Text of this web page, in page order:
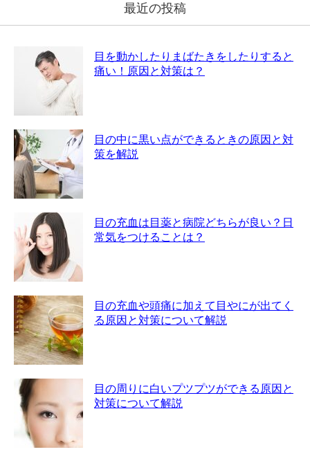
最近の投稿
目を動かしたりまばたきをしたりすると
痛い！原因と対策は？
目の中に黒い点ができるときの原因と対
策を解説
目の充血は目薬と病院どちらが良い？日
常気をつけることは？
目の充血や頭痛に加えて目やにが出てく
る原因と対策について解説
目の周りに白いプツプツができる原因と
対策について解説